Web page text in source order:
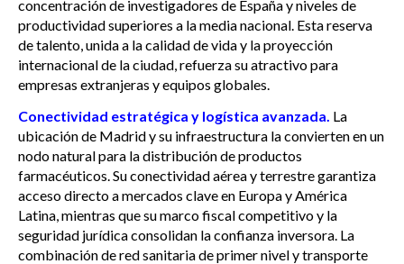
concentración de investigadores de España y niveles de
productividad superiores a la media nacional. Esta reserva
de talento, unida a la calidad de vida y la proyección
internacional de la ciudad, refuerza su atractivo para
empresas extranjeras y equipos globales.
Conectividad estratégica y logística avanzada. La
ubicación de Madrid y su infraestructura la convierten en un
nodo natural para la distribución de productos
farmacéuticos. Su conectividad aérea y terrestre garantiza
acceso directo a mercados clave en Europa y América
Latina, mientras que su marco fiscal competitivo y la
seguridad jurídica consolidan la confianza inversora. La
combinación de red sanitaria de primer nivel y transporte